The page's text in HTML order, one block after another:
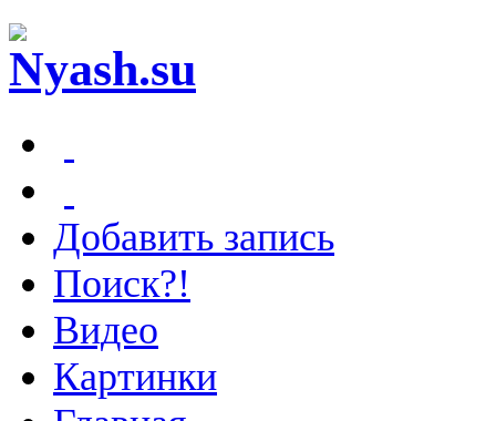
Добавить запись
Поиск?!
Видео
Картинки